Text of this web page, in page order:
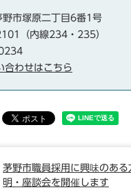
野市塚原二丁目6番1号
（内線234・235）
合わせはこちら
茅野市職員採用に興味のある
明・座談会を開催します